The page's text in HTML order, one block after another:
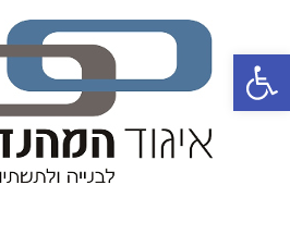
פתח סרגל נגישות